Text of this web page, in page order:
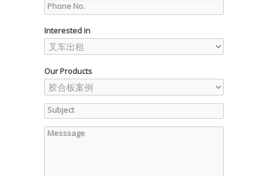
Phone No.
Interested in
Our Products
Subject
Messsage